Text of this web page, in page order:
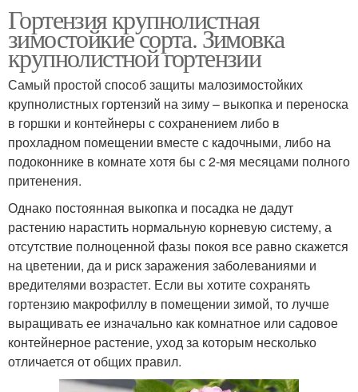
Гортензия крупнолистная
зимостойкие сорта. Зимовка
крупнолистной гортензии
Самый простой способ защиты малозимостойких
крупнолистных гортензий на зиму – выкопка и переноска
в горшки и контейнеры с сохранением либо в
прохладном помещении вместе с кадочными, либо на
подоконнике в комнате хотя бы с 2-мя месяцами полного
притенения.
Однако постоянная выкопка и посадка не дадут
растению нарастить нормальную корневую систему, а
отсутствие полноценной фазы покоя все равно скажется
на цветении, да и риск заражения заболеваниями и
вредителями возрастет. Если вы хотите сохранять
гортензию макрофиллу в помещении зимой, то лучше
выращивать ее изначально как комнатное или садовое
контейнерное растение, уход за которым несколько
отличается от общих правил.